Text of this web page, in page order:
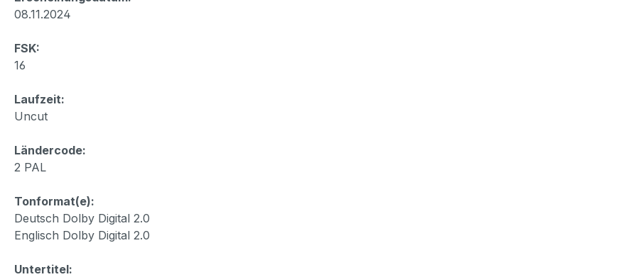
08.11.2024
FSK:
16
Laufzeit:
Uncut
Ländercode:
2 PAL
Tonformat(e):
Deutsch Dolby Digital 2.0
Englisch Dolby Digital 2.0
Untertitel: